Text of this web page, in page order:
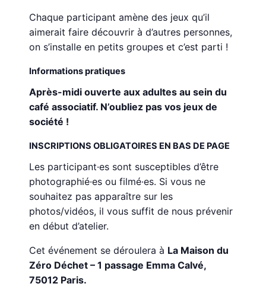
Chaque participant amène des jeux qu’il
aimerait faire découvrir à d’autres personnes,
on s’installe en petits groupes et c’est parti !
Informations pratiques
Après-midi ouverte aux adultes au sein du
café associatif. N’oubliez pas vos jeux de
société !
INSCRIPTIONS OBLIGATOIRES EN BAS DE PAGE
Les participant·es sont susceptibles d’être
photographié·es ou filmé·es. Si vous ne
souhaitez pas apparaître sur les
photos/vidéos, il vous suffit de nous prévenir
en début d’atelier.
Cet événement se déroulera à La Maison du
Zéro Déchet – 1 passage Emma Calvé,
75012 Paris.